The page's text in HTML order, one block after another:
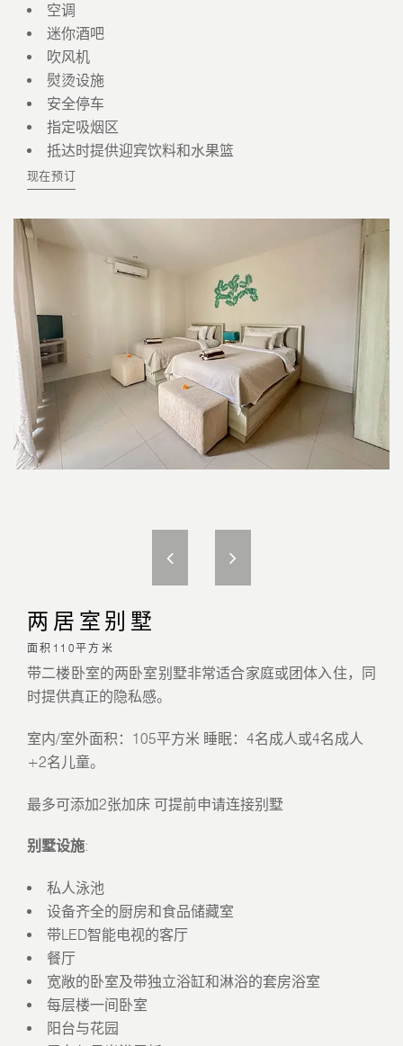
空调
迷你酒吧
吹风机
熨烫设施
安全停车
指定吸烟区
抵达时提供迎宾饮料和水果篮
现在预订
两居室别墅
面积110平方米
带二楼卧室的两卧室别墅非常适合家庭或团体入住，同
时提供真正的隐私感。
室内/室外面积：105平方米 睡眠：4名成人或4名成人
+2名儿童。
最多可添加2张加床 可提前申请连接别墅
别墅设施:
私人泳池
设备齐全的厨房和食品储藏室
带LED智能电视的客厅
餐厅
宽敞的卧室及带独立浴缸和淋浴的套房浴室
每层楼一间卧室
阳台与花园